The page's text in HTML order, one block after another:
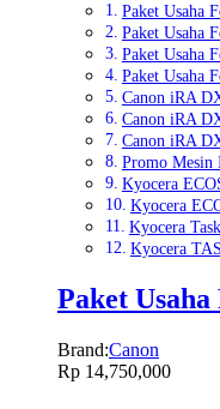
Paket Usaha
Paket Usaha
Paket Usaha
Paket Usaha
Canon iRA
Canon iRA
Canon iRA
Promo Mesin
Kyocera
Kyocera
Kyocera
Kyocera
Paket
Brand:Canon
Rp 14,750,000